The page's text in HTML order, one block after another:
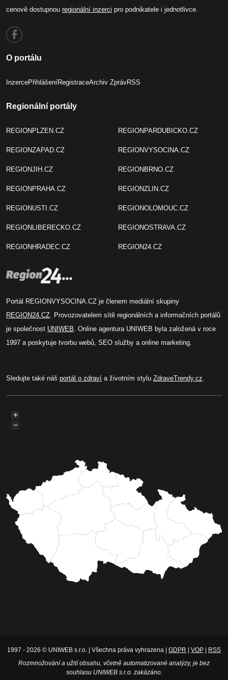
cenově dostupnou regionální inzerci pro podnikatele i jednotlivce.
O portálu
InzercePřihlášeníRegistraceArchiv ZprávRSS
Regionální portály
REGIONPLZEN.CZ
REGIONZAPAD.CZ
REGIONJIH.CZ
REGIONPRAHA.CZ
REGIONUSTI.CZ
REGIONLIBERECKO.CZ
REGIONHRADEC.CZ
REGIONPARDUBICKO.CZ
REGIONVYSOCINA.CZ
REGIONBRNO.CZ
REGIONZLIN.CZ
REGIONOLOMOUC.CZ
REGIONOSTRAVA.CZ
REGION24.CZ
Portál REGIONVYSOCINA.CZ je členem mediální skupiny
REGION24.CZ . Provozovatelem sítě regionálních a informačních portálů
je společnost UNIWEB . Online agentura UNIWEB byla založená v roce
1997 a poskytuje tvorbu webů, SEO služby a online marketing.
Sledujte také náš portál o zdraví a životním stylu ZdraveTrendy.cz
+
−
1997 - 2026 © UNIWEB s.r.o. | Všechna práva vyhrazena | GDPR | VOP | RSS
Rozmnožování a užití obsahu, včetně automatizované analýzy, je bez
souhlasu UNIWEB s.r.o. zakázáno.